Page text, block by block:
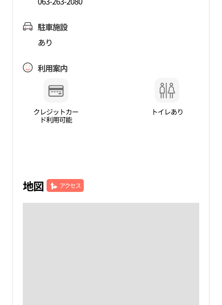
駐車施設
あり
利用案内
クレジットカー
ド利用可能
トイレあり
地図 アクセス